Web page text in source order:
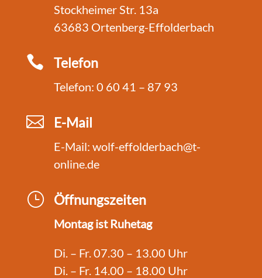
Stockheimer Str. 13a
63683 Ortenberg-Effolderbach
 Telefon
Telefon: 0 60 41 – 87 93
 E-Mail
E-Mail: wolf-effolderbach@t-
online.de
} Öffnungszeiten
Montag ist Ruhetag
Di. – Fr. 07.30 – 13.00 Uhr
Di. – Fr. 14.00 – 18.00 Uhr